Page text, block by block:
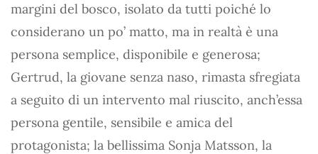
margini del bosco, isolato da tutti poiché lo
considerano un po’ matto, ma in realtà è una
persona semplice, disponibile e generosa;
Gertrud, la giovane senza naso, rimasta sfregiata
a seguito di un intervento mal riuscito, anch’essa
persona gentile, sensibile e amica del
protagonista; la bellissima Sonja Matsson, la